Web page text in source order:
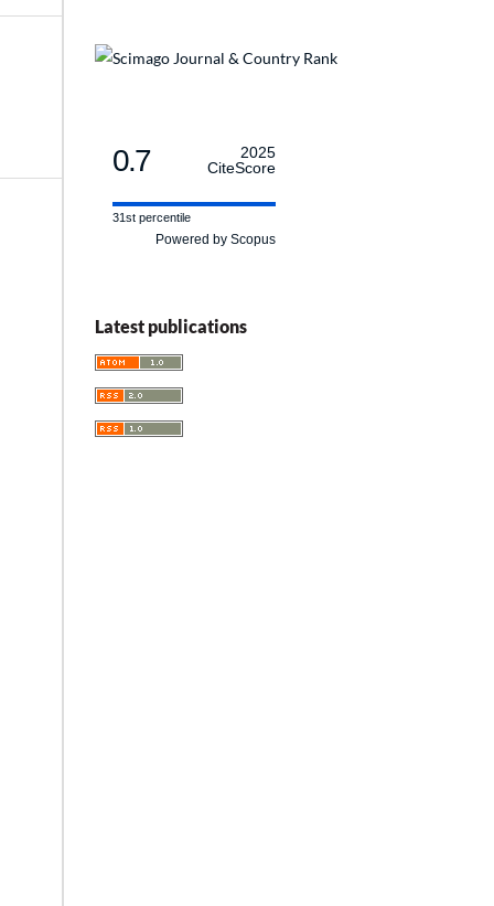
0.7
2025
CiteScore
31st percentile
Powered by Scopus
Latest publications